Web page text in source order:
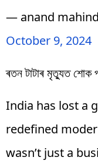
— anand
October 9, 2024
ৰতন টাটাৰ মৃত্যুত শোক
India has lost a
redefined
wasn’t just a